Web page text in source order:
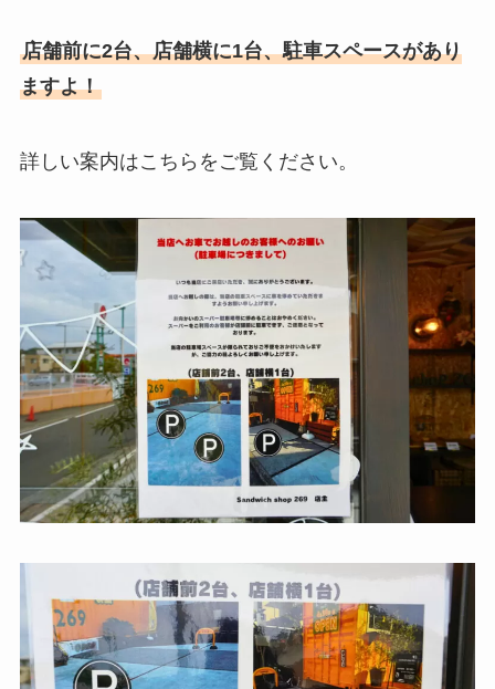
店舗前に2台、店舗横に1台、駐車スペースがあり
ますよ！
詳しい案内はこちらをご覧ください。